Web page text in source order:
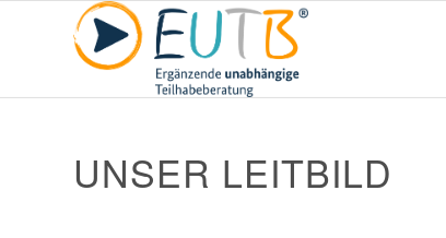
UNSER LEITBILD